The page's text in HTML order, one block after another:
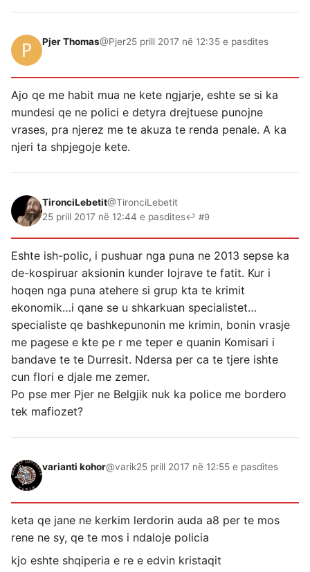
Pjer Thomas@Pjer25 prill 2017 në 12:35 e pasdites
Ajo qe me habit mua ne kete ngjarje, eshte se si ka
mundesi qe ne polici e detyra drejtuese punojne
vrases, pra njerez me te akuza te renda penale. A ka
njeri ta shpjegoje kete.
TironciLebetit@TironciLebetit
25 prill 2017 në 12:44 e pasdites↩ #9
Eshte ish-polic, i pushuar nga puna ne 2013 sepse ka
de-kospiruar aksionin kunder lojrave te fatit. Kur i
hoqen nga puna atehere si grup kta te krimit
ekonomik…i qane se u shkarkuan specialistet…
specialiste qe bashkepunonin me krimin, bonin vrasje
me pagese e kte pe r me teper e quanin Komisari i
bandave te te Durresit. Ndersa per ca te tjere ishte
cun flori e djale me zemer.
Po pse mer Pjer ne Belgjik nuk ka police me bordero
tek mafiozet?
varianti kohor@varik25 prill 2017 në 12:55 e pasdites
keta qe jane ne kerkim lerdorin auda a8 per te mos
rene ne sy, qe te mos i ndaloje policia
kjo eshte shqiperia e re e edvin kristaqit